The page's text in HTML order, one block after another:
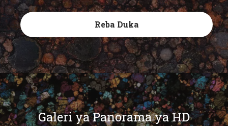
Reba Duka
Galeri ya Panorama ya HD